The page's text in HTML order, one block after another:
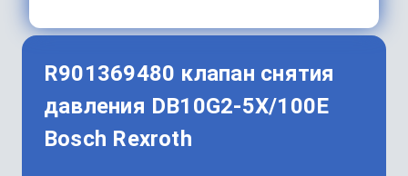
R901369480 клапан снятия
давления DB10G2-5X/100E
Bosch Rexroth